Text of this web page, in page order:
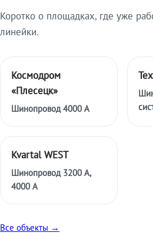
Коротко о площадках, где уже
линейки.
Космодром
«Плесецк»
Шинопровод 4000 А
Kvartal WEST
Шинопровод 3200 А,
4000 А
Все объекты →